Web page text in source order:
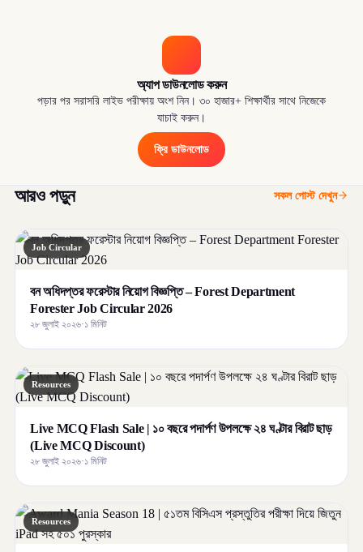
অ্যাপ ডাউনলোড করুন
পড়ার পর সরাসরি লাইভ পরীক্ষায় অংশ নিন। ৩০ হাজার+ শিক্ষার্থীর সাথে নিজেকে
যাচাই করুন।
ফ্রি ডাউনলোড
আরও পড়ুন সকল পোস্ট দেখুন
Job Circular
বন অধিদপ্তর ফরেস্টার নিয়োগ বিজ্ঞপ্তি – Forest Department
Forester Job Circular 2026
২৮ জুলাই ২০২৬·১ মিনিট
Resources
Live MCQ Flash Sale | ১০ বছরে পদার্পণ উপলক্ষে ২৪ ঘণ্টার বিরাট ছাড়
(Live MCQ Discount)
২৮ জুলাই ২০২৬·১ মিনিট
Resources